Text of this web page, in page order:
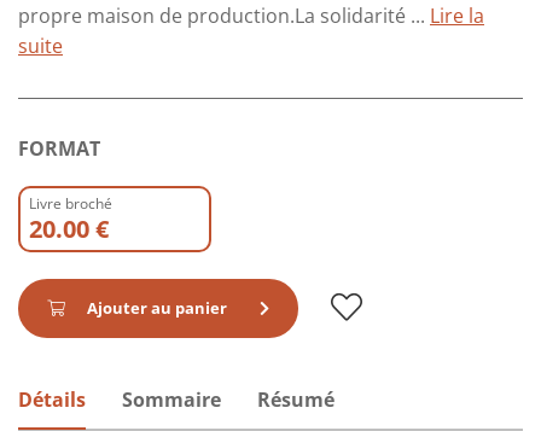
propre maison de production.La solidarité ... Lire la
suite
FORMAT
Livre broché
20.00 €
Ajouter au panier
Détails Sommaire Résumé